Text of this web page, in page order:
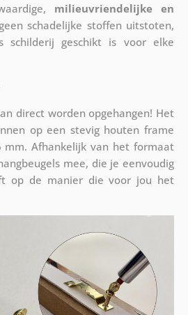
milieuvriendelijke en
schadelijke stoffen uitstoten,
schilderij geschikt is voor elke
direct worden opgehangen! Het
op een stevig houten frame
Afhankelijk van het formaat
mee, die je eenvoudig
op de manier die voor jou het